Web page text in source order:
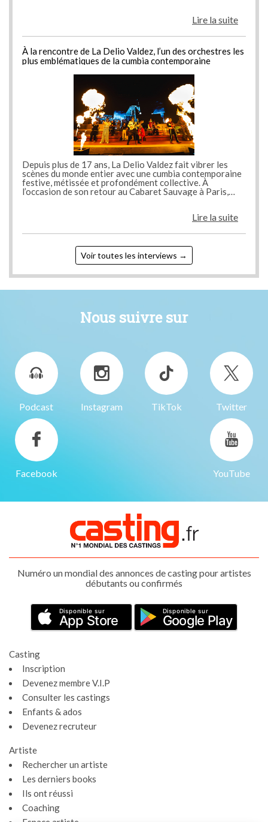
Lire la suite
À la rencontre de La Delio Valdez, l’un des orchestres les
plus emblématiques de la cumbia contemporaine
Depuis plus de 17 ans, La Delio Valdez fait vibrer les
scènes du monde entier avec une cumbia contemporaine
festive, métissée et profondément collective. À
l’occasion de son retour au Cabaret Sauvage à Paris,
Lire la suite
Voir toutes les interviews
Nous suivre sur
Podcast Instagram TikTok Twitter
Facebook YouTube
Numéro un mondial des annonces de casting pour artistes
débutants ou confirmés
Disponible sur
App Store
Disponible sur
Google Play
Casting
Inscription
Devenez membre V.I.P
Consulter les castings
Enfants & ados
Devenez recruteur
Artiste
Rechercher un artiste
Les derniers books
Ils ont réussi
Coaching